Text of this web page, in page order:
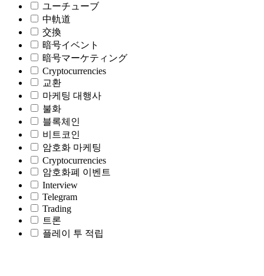
ユーチューブ
中軌道
交換
暗号イベント
暗号マーケティング
Cryptocurrencies
교환
마케팅 대행사
불화
블록체인
비트코인
암호화 마케팅
Cryptocurrencies
암호화폐 이벤트
Interview
Telegram
Trading
트론
플레이 투 적립